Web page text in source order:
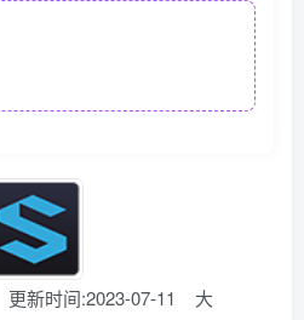
更新时间:2023-07-11
大